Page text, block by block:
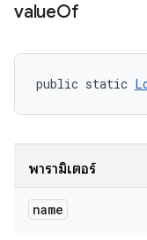
valueOf
public static
พารามิเตอร์
name